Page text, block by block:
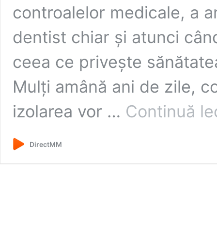
controalelor medicale, a
dentist chiar și atunci
ceea ce privește
Mulți amână ani de zile,
izolarea vor … Continuă
DirectMM